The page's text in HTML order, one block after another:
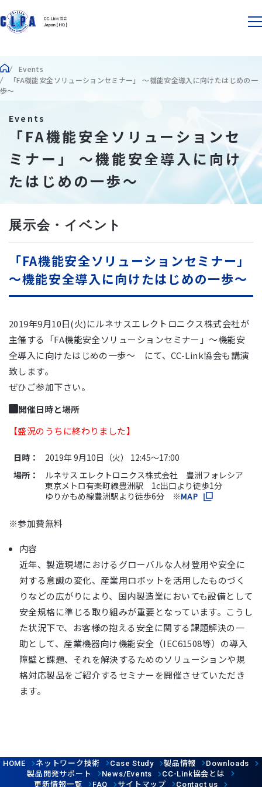
Events
「FA機能安全ソリューションセミナー」 ～機能安全導入に向けたはじめの一
歩～
Events
「FA機能安全ソリューションセ
ミナー」 ～機能安全導入に向け
たはじめの一歩～
展示会・イベント
「FA機能安全ソリューションセミナー」
～機能安全導入に向けたはじめの一歩～
2019年9月10日(火)にルネサスエレクトロニクス株式会社が
主催する「FA機能安全ソリューションセミナー」～機能安
全導入に向けたはじめの一歩～ にて、CC-Link協会も講演
致します。
ぜひご参加下さい。
開催日時と場所
【盛況のうちに終わりました】
日時：
2019年 9月10日（火） 12:45～17:00
場所：
ルネサス エレクトロニクス株式会社 豊洲フォレシア
東京メトロ有楽町線豊洲駅 1c出口より徒歩1分
ゆりかもめ線豊洲駅より徒歩6分 ※MAP
※参加費無料
内容
近年、製造現場におけるグローバルな人材登用や安全に
対する意識の変化、産業用ロボットを活用したものづく
りなどの広がりにより、国内製造業においても設備として
安全規格に準じる取り組みが重要となっています。こうし
た状況下で、お客様の抱える安全に関する課題解決の一
助として、産業機器向け機能安全（IEC61508等）の導入
障壁と課題、それを解決するためのソリューションや規
格対応製品をご紹介するセミナーを開催させていただき
ます。
HOME ネットワーク技術 Case Study 製品情報 Downloads
製品開発サポート News/Events CC-Link協会とは
更新情報一覧
FAQ サイトマップ Contact us